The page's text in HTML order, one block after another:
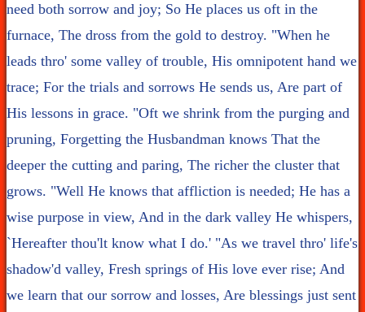
need both sorrow and joy; So He places us oft in the
furnace, The dross from the gold to destroy. "When he
leads thro' some valley of trouble, His omnipotent hand we
trace; For the trials and sorrows He sends us, Are part of
His lessons in grace. "Oft we shrink from the purging and
pruning, Forgetting the Husbandman knows That the
deeper the cutting and paring, The richer the cluster that
grows. "Well He knows that affliction is needed; He has a
wise purpose in view, And in the dark valley He whispers,
`Hereafter thou'lt know what I do.' "As we travel thro' life's
shadow'd valley, Fresh springs of His love ever rise; And
we learn that our sorrow and losses, Are blessings just sent